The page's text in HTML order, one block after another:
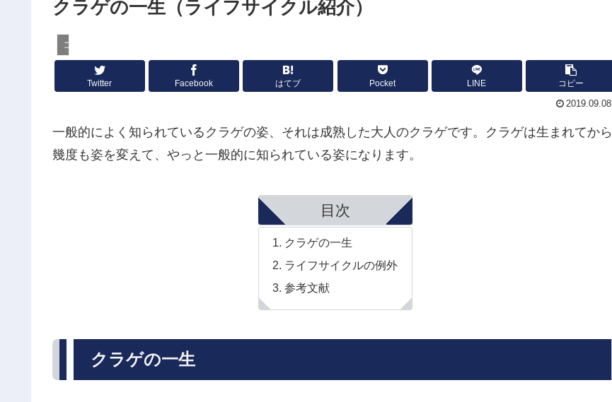
クラゲの一生（ライフサイクル紹介）
コラム
Twitter Facebook はてブ Pocket LINE コピー
2019.09.08
一般的によく知られているクラゲの姿、それは成熟した大人のクラゲです。クラゲは生まれてから
幾度も姿を変えて、やっと一般的に知られている姿になります。
目次
クラゲの一生
ライフサイクルの例外
参考文献
クラゲの一生